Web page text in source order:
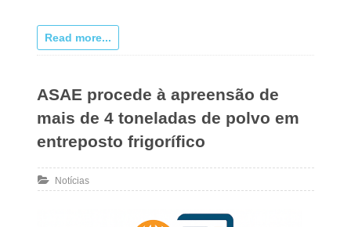
Read more...
ASAE procede à apreensão de
mais de 4 toneladas de polvo em
entreposto frigorífico
Notícias